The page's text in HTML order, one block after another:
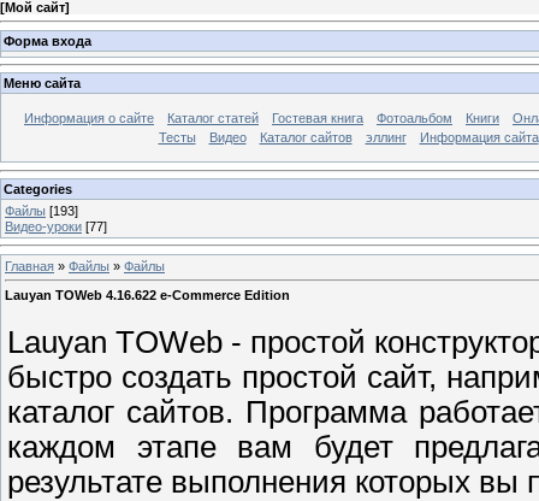
[Мой сайт]
Форма входа
Меню сайта
Информация о сайте Каталог статей Гостевая книга Фотоальбом Книги
Тесты
Видео Каталог сайтов эллинг Информация сайта
Categories
Файлы [193]
Видео-уроки [77]
Главная » Файлы » Файлы
Lauyan TOWeb 4.16.622 e-Commerce Edition
Lauyan TOWeb - простой
быстро создать простой сайт,
каталог сайтов. Программа
каждом этапе вам будет
результате выполнения которых вы